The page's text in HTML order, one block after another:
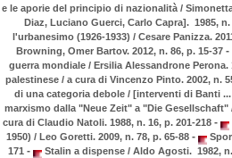
e le aporie del principio di nazionalità /
Diaz, Luciano Guerci, Carlo Capra]. 1985,
l'urbanesimo (1926-1933) / Cesare Panizza.
Browning, Omer Bartov. 2012, n. 86, p. 15-37 -
guerra mondiale / Ersilia Alessandrone Perona.
palestinese / a cura di Vincenzo Pinto. 2002, n.
di una categoria debole / [interventi di Banti ...
marxismo dalla "Neue Zeit" a "Die
cura di Claudio Natoli. 1988, n. 16, p. 201-218 -
1950) / Leo Goretti. 2009, n. 78, p. 65-88 -
171 -
Stalin a dispense / Aldo Agosti. 1982,